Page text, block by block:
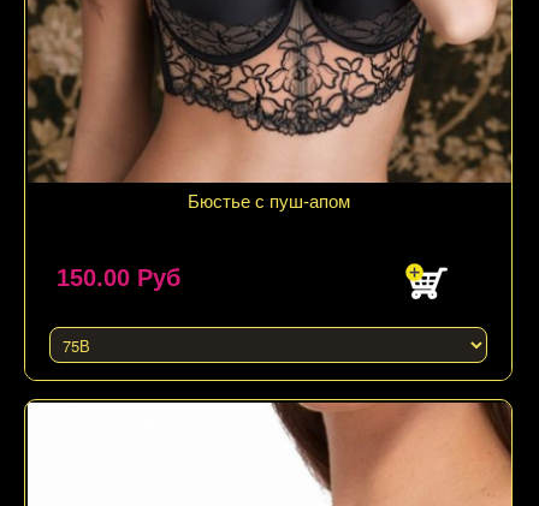
Бюстье с пуш-апом
150.00 Руб